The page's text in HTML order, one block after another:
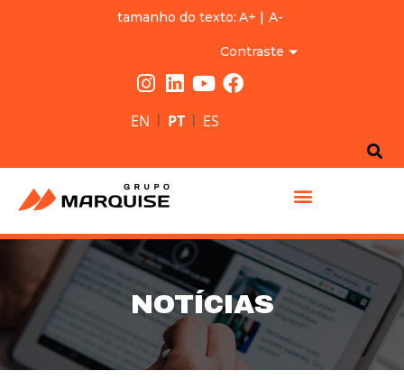
tamanho do texto: A+ | A-
Contraste
EN | PT | ES
NOTÍCIAS